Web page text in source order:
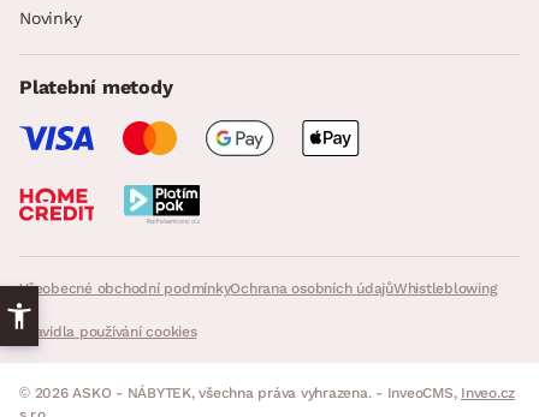
Všeobecné obchodní podmínkyOchrana osobních údajůWhistleblowing
Pravidla používání cookies
Novinky
Platební metody
© 2026 ASKO - NÁBYTEK, všechna práva vyhrazena. - InveoCMS, Inveo.cz